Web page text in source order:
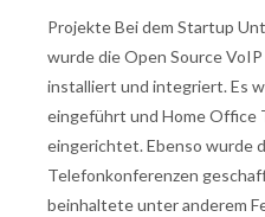
Projekte Bei dem Startup
wurde die Open Source
installiert und integriert. Es
eingeführt und Home Office
eingerichtet. Ebenso wurde
Telefonkonferenzen
beinhaltete unter anderem